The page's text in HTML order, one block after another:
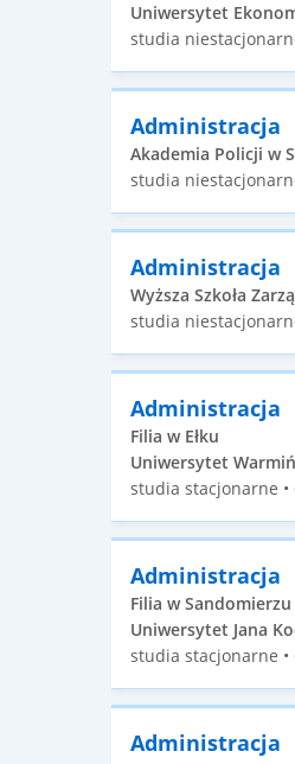
Uniwersytet
studia
Administracja
Akademia Policji w
studia
Administracja
Wyższa Szkoła
studia
Administracja
Filia w Ełku
Uniwersytet
studia stacjonarne •
Administracja
Filia w Sandomierzu
Uniwersytet Jana
studia stacjonarne •
Administracja